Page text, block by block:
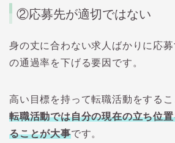
②応募先が適切ではない
身の丈に合わない求人ばかりに応
の通過率を下げる要因です。
高い目標を持って転職活動をするこ
転職活動では自分の現在の立ち位
ることが大事です。